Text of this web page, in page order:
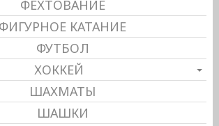
ФЕХТОВАНИЕ
ФИГУРНОЕ КАТАНИЕ
ФУТБОЛ
ХОККЕЙ
ШАХМАТЫ
ШАШКИ